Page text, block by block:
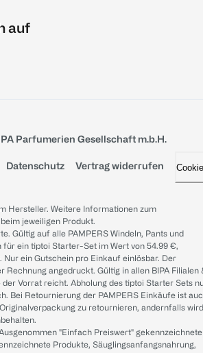
auf
Parfumerien Gesellschaft m.b.H.
Datenschutz Vertrag widerrufen
Hersteller. Weitere Informationen zum
jeweiligen Produkt.
Gültig auf alle PAMPERS Windeln, Pants und
für ein tiptoi Starter-Set im Wert von 54.99 €,
Nur ein Gutschein pro Einkauf einlösbar. Der
Rechnung angedruckt. Gültig in allen BIPA Filialen
der Vorrat reicht. Abholung des tiptoi Starter Sets
Bei Retournierung der PAMPERS Einkäufe ist
zu retournieren, andernfalls wird
"Einfach Preiswert" gekennzeichnete
Produkte, Säuglingsanfangsnahrung,